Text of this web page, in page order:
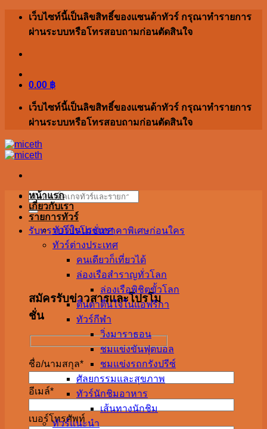
Skip
content
เว็บไซท์นี้เป็นลิขสิทธิ์ของแซนด้าทัวร์ กรุณาทำรายการ
ผ่านระบบหรือโทรสอบถามก่อนตัดสินใจ
0.00 ฿
เว็บไซท์นี้เป็นลิขสิทธิ์ของแซนด้าทัวร์ กรุณาทำรายการ
ผ่านระบบหรือโทรสอบถามก่อนตัดสินใจ
Search
for:
รับทราบโปรโมชั่นราคาพิเศษก่อนใคร
สมัครรับข่าวสารและโปรโม
ชั่น
ชื่อ/นามสกุล*
อีเมล์*
เบอร์โทรศัพท์
หน้าแรก
เกี่ยวกับเรา
รายการทัวร์
ทัวร์ในประเทศ
ทัวร์ต่างประเทศ
คนเดียวก็เที่ยวได้
ล่องเรือสำราญทั่วโลก
ล่องเรือพิชิตขั้วโลก
ตื่นตาตื่นใจในแอฟริกา
ทัวร์กีฬา
วิ่งมาราธอน
ชมแข่งขันฟุตบอล
ชมแข่งรถกรังปรีซ์
ศัลยกรรมและสุขภาพ
ทัวร์นักชิมอาหาร
เส้นทางนักชิม
ทัวร์แนะนำ